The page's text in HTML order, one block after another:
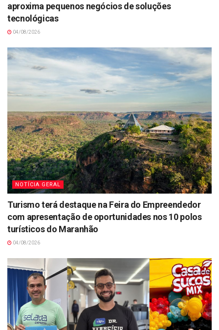
aproxima pequenos negócios de soluções
tecnológicas
04/08/2026
NOTÍCIA GERAL
Turismo terá destaque na Feira do Empreendedor
com apresentação de oportunidades nos 10 polos
turísticos do Maranhão
04/08/2026